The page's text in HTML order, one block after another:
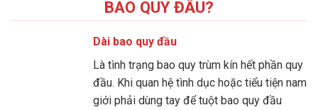
BAO QUY ĐẦU?
Dài bao quy đầu
Là tình trạng bao quy trùm kín hết phần quy
đầu. Khi quan hệ tình dục hoặc tiểu tiện nam
giới phải dùng tay để tuột bao quy đầu